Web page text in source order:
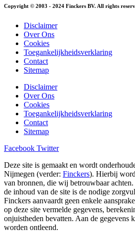
Copyright © 2003 - 2024 Finckers BV. All rights
Disclaimer
Over Ons
Cookies
Toegankelijkheidsverklaring
Contact
Sitemap
Disclaimer
Over Ons
Cookies
Toegankelijkheidsverklaring
Contact
Sitemap
Facebook Twitter
Deze site is gemaakt en wordt
Nijmegen (verder: Finckers). Hierbij
van bronnen, die wij betrouwbaar
de inhoud van de site is de nodige
Finckers aanvaardt geen enkele
op deze site vermelde gegevens,
onjuistheden bevatten. Aan de gegevens
worden ontleend.